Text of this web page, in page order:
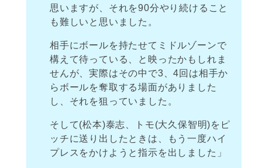
思いますが、それを90分やり続けること
も難しいと思いました。
相手にボールを持たせてミドルゾーンで
構えて待っている、と映ったかもしれま
せんが、実際はその中で3、4回は相手か
らボールを奪取する場面がありました
し、それを狙っていました。
そして(松本)泰志、トモ(大久保智明)をピ
ッチに送り出したときは、もう一度ハイ
プレスをかけようと指示を出しました」